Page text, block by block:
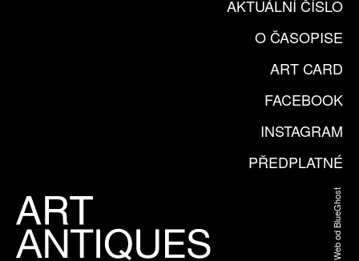
AKTUÁLNÍ ČÍSLO
O ČASOPISE
ART CARD
FACEBOOK
INSTAGRAM
PŘEDPLATNÉ
Web od BlueGhost